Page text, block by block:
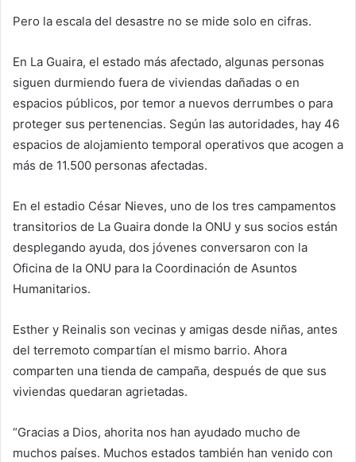
Pero la escala del desastre no se mide solo en cifras.
En La Guaira, el estado más afectado, algunas personas
siguen durmiendo fuera de viviendas dañadas o en
espacios públicos, por temor a nuevos derrumbes o para
proteger sus pertenencias. Según las autoridades, hay 46
espacios de alojamiento temporal operativos que acogen a
más de 11.500 personas afectadas.
En el estadio César Nieves, uno de los tres campamentos
transitorios de La Guaira donde la ONU y sus socios están
desplegando ayuda, dos jóvenes conversaron con la
Oficina de la ONU para la Coordinación de Asuntos
Humanitarios.
Esther y Reinalis son vecinas y amigas desde niñas, antes
del terremoto compartían el mismo barrio. Ahora
comparten una tienda de campaña, después de que sus
viviendas quedaran agrietadas.
“Gracias a Dios, ahorita nos han ayudado mucho de
muchos países. Muchos estados también han venido con